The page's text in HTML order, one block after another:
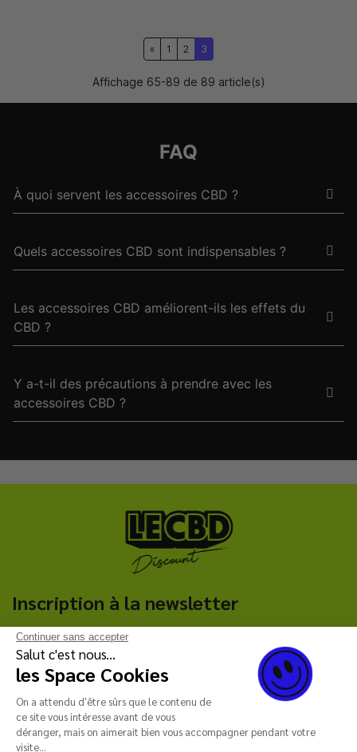
Continuer sans accepter
Salut c'est nous...
les Space Cookies
On a attendu d'être sûrs que le contenu de
ce site vous intéresse avant de vous
déranger, mais on aimerait bien vous accompagner pendant votre
visite...
1 2 3
Affichage 65-89 de 89 article(s)
FAQ
À quoi servent les accessoires CBD ?
Quels accessoires CBD sont indispensables ?
Les accessoires CBD améliorent-ils les effets du
CBD ?
Y a-t-il des précautions à prendre avec les
accessoires CBD ?
Inscription à la newsletter
C'est parti !
Reçois notre newsletter qui te fera bénéficier de remises
exclusives (code promo, réductions additionnelles etc.) ! 🖤